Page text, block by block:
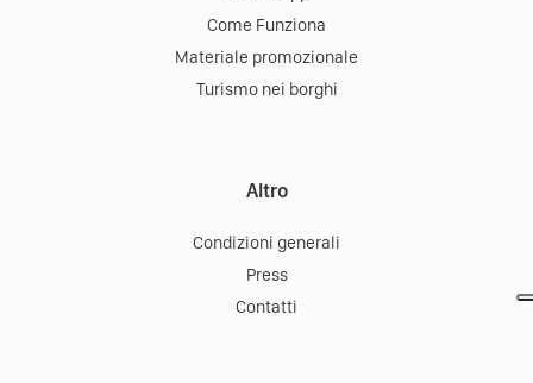
Come Funziona
Materiale promozionale
Turismo nei borghi
Altro
Condizioni generali
Press
Contatti